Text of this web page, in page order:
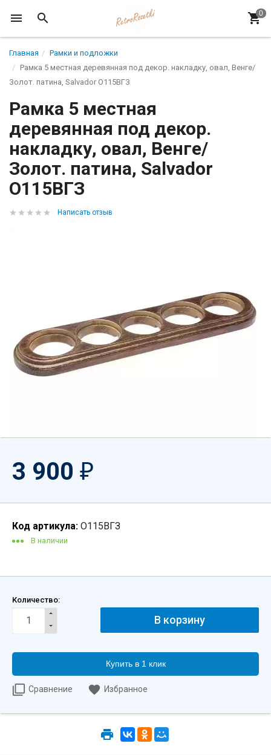
Главная
Рамки и подложки
Рамка 5 местная деревянная под декор. накладку, овал, Венге/
Золот. патина, Salvador О115ВГЗ
Рамка 5 местная
деревянная под декор.
накладку, овал, Венге/
Золот. патина, Salvador
О115ВГЗ
Написать отзыв
3 900 ₽
Код артикула: О115ВГЗ
В наличии
Количество:
Купить в 1 клик
Сравнение Избранное